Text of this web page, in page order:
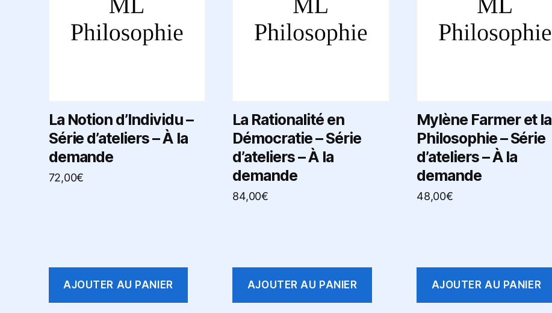
La Notion d’Individu –
Série d’ateliers – À la
demande
72,00€
AJOUTER AU PANIER
La Rationalité en
Démocratie – Série
d’ateliers – À la
demande
84,00€
AJOUTER AU PANIER
Mylène Farmer et la
Philosophie – Série
d’ateliers – À la
demande
48,00€
AJOUTER AU PANIER